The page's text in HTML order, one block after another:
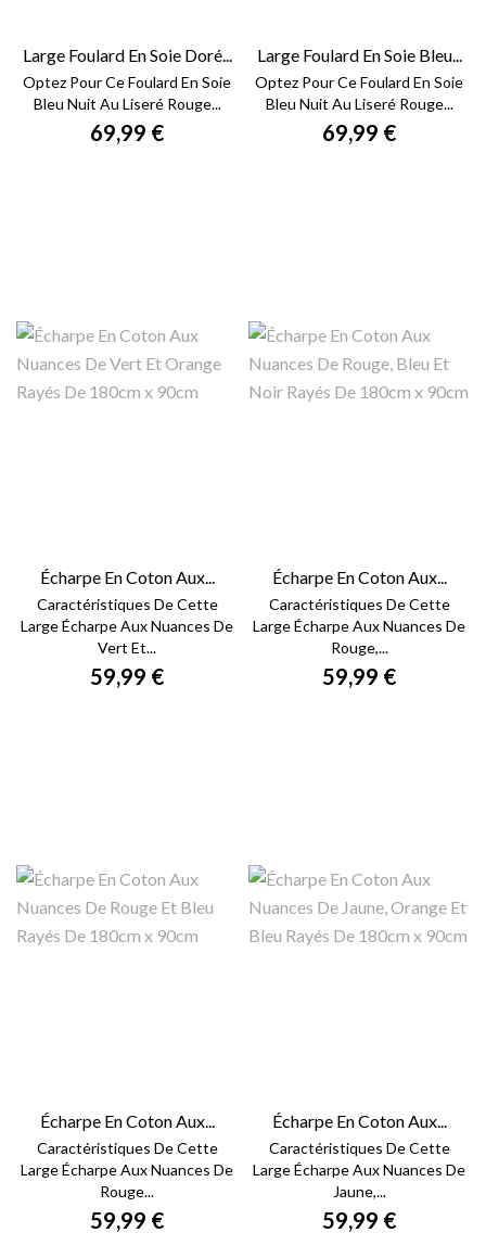
Large Foulard En Soie Doré...
Optez Pour Ce Foulard En Soie
Bleu Nuit Au Liseré Rouge...
69,99 €
Large Foulard En Soie Bleu...
Optez Pour Ce Foulard En Soie
Bleu Nuit Au Liseré Rouge...
69,99 €
Écharpe En Coton Aux...
Caractéristiques De Cette
Large Écharpe Aux Nuances De
Vert Et...
59,99 €
Écharpe En Coton Aux...
Caractéristiques De Cette
Large Écharpe Aux Nuances De
Rouge,...
59,99 €
Écharpe En Coton Aux...
Caractéristiques De Cette
Large Écharpe Aux Nuances De
Rouge...
59,99 €
Écharpe En Coton Aux...
Caractéristiques De Cette
Large Écharpe Aux Nuances De
Jaune,...
59,99 €